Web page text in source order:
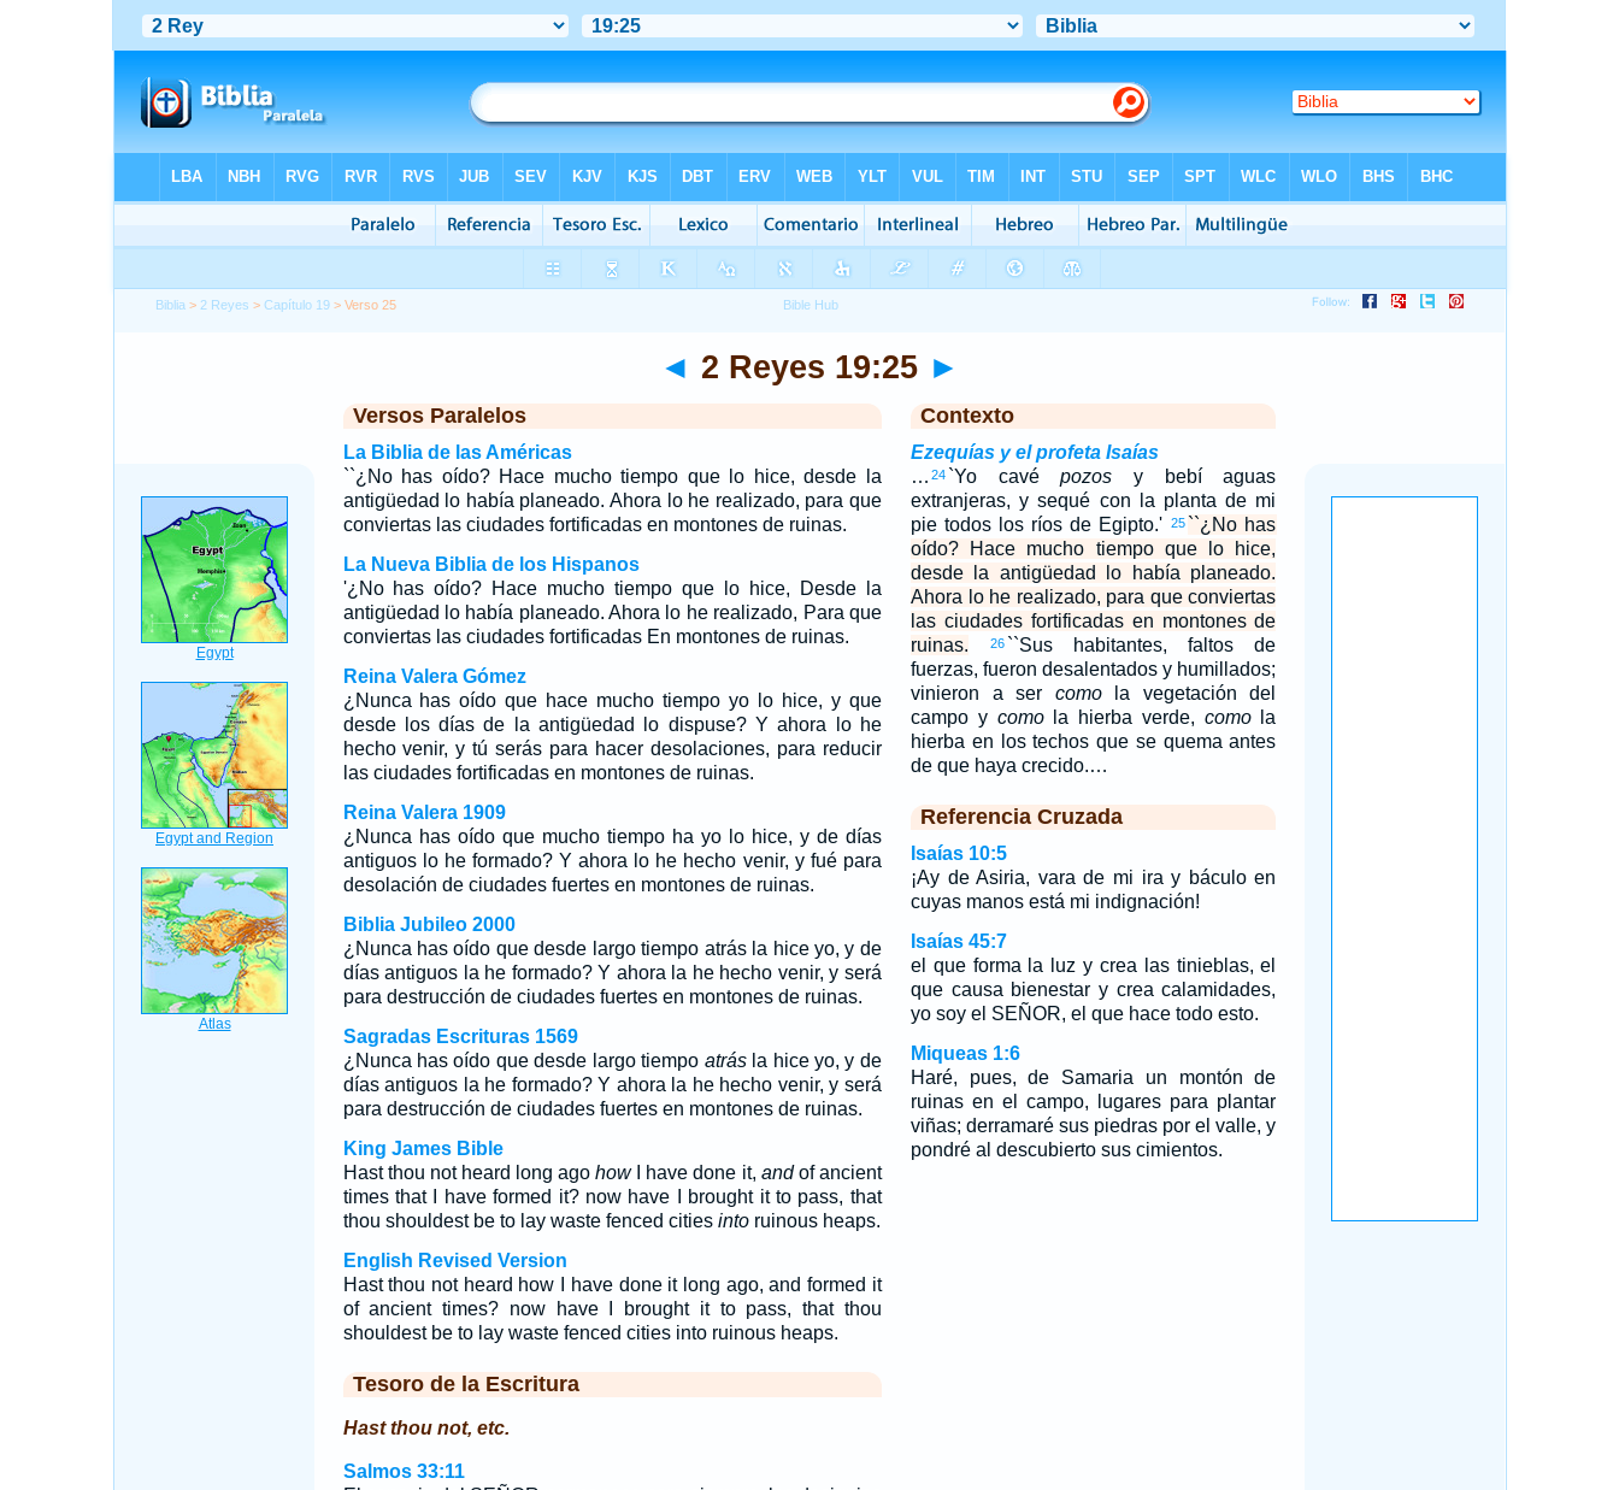
Biblia > 2 Reyes >Capítulo 19 > Verso 25
◄ 2 Reyes 19:25 ►
Versos Paralelos
La Biblia de las Américas
``¿No has oído? Hace mucho tiempo que lo hice, desde la
antigüedad lo había planeado. Ahora lo he realizado, para que
conviertas las ciudades fortificadas en montones de ruinas.
La Nueva Biblia de los Hispanos
'¿No has oído? Hace mucho tiempo que lo hice, Desde la
antigüedad lo había planeado. Ahora lo he realizado, Para que
conviertas las ciudades fortificadas En montones de ruinas.
Reina Valera Gómez
¿Nunca has oído que hace mucho tiempo yo lo hice, y que
desde los días de la antigüedad lo dispuse? Y ahora lo he
hecho venir, y tú serás para hacer desolaciones, para reducir
las ciudades fortificadas en montones de ruinas.
Reina Valera 1909
¿Nunca has oído que mucho tiempo ha yo lo hice, y de días
antiguos lo he formado? Y ahora lo he hecho venir, y fué para
desolación de ciudades fuertes en montones de ruinas.
Biblia Jubileo 2000
¿Nunca has oído que desde largo tiempo atrás la hice yo, y de
días antiguos la he formado? Y ahora la he hecho venir, y será
para destrucción de ciudades fuertes en montones de ruinas.
Sagradas Escrituras 1569
¿Nunca has oído que desde largo tiempo atrásla hice yo, y de
días antiguos la he formado? Y ahora la he hecho venir, y será
para destrucción de ciudades fuertes en montones de ruinas.
King James Bible
Hast thou not heard long agohowI have done it, andof ancient
times that I have formed it? now have I brought it to pass, that
thou shouldest be to lay waste fenced cities intoruinous heaps.
English Revised Version
Hast thou not heard how I have done it long ago, and formed it
of ancient times? now have I brought it to pass, that thou
shouldest be to lay waste fenced cities into ruinous heaps.
Tesoro de la Escritura
Hast thou not, etc.
Salmos 33:11
Contexto
Ezequías y el profeta Isaías
… 24 `Yo cavépozos y bebí aguas
extranjeras, y sequé con la planta de mi
pie todos los ríos de Egipto.'
25 ``¿No has
oído? Hace mucho tiempo que lo hice,
desde la antigüedad lo había planeado.
Ahora lo he realizado, para que conviertas
las ciudades fortificadas en montones de
ruinas.
26 ``Sus habitantes, faltos de
fuerzas, fueron desalentados y humillados;
vinieron a ser comola vegetación del
campo y comola hierba verde, comola
hierba en los techos que se quema antes
de que haya crecido.…
Referencia Cruzada
Isaías 10:5
¡Ay de Asiria, vara de mi ira y báculo en
cuyas manos está mi indignación!
Isaías 45:7
el que forma la luz y crea las tinieblas, el
que causa bienestar y crea calamidades,
yo soy el SEÑOR, el que hace todo esto.
Miqueas 1:6
Haré, pues, de Samaria un montón de
ruinas en el campo, lugares para plantar
viñas; derramaré sus piedras por el valle, y
pondré al descubierto sus cimientos.